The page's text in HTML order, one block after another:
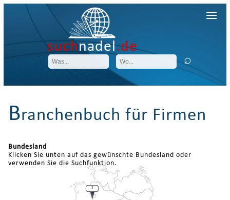
suchnadel.de
Branchenbuch für Firmen
Bundesland
Klicken Sie unten auf das gewünschte Bundesland oder
verwenden Sie die Suchfunktion.
1